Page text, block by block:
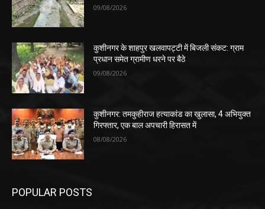
09/08/2026
कुशीनगर के शाहपुर खलवापट्टी में बिजली संकट: ग्राम
प्रधान समेत ग्रामीण धरने पर बैठे
09/08/2026
कुशीनगर: तमकुहीराज हत्याकांड का खुलासा, 4 अभियुक्त
गिरफ्तार, एक बाल अपचारी हिरासत में
08/08/2026
POPULAR POSTS